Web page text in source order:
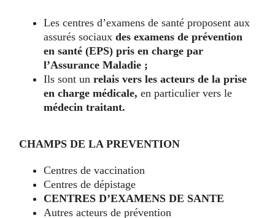
Les centres d’examens de santé proposent aux
assurés sociaux des examens de prévention
en santé (EPS) pris en charge par
l’Assurance Maladie ;
Ils sont un relais vers les acteurs de la prise
en charge médicale, en particulier vers le
médecin traitant.
CHAMPS DE LA PREVENTION
Centres de vaccination
Centres de dépistage
CENTRES D’EXAMENS DE SANTE
Autres acteurs de prévention